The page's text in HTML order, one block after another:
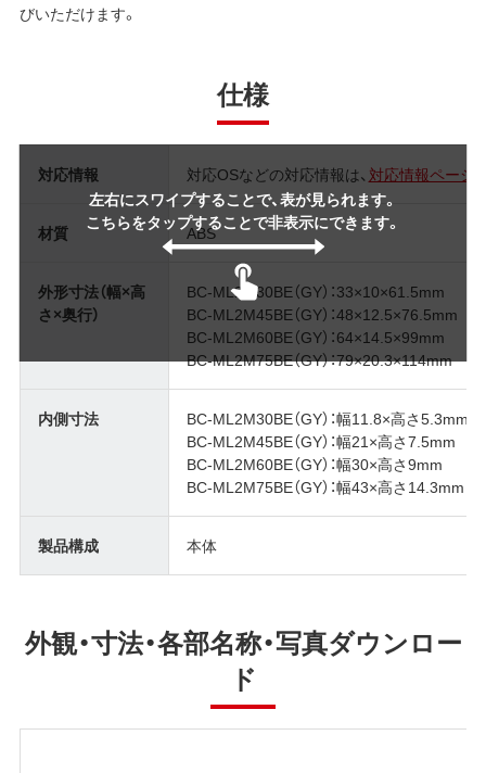
びいただけます。
仕様
左右にスワイプすることで、表が見られます。
こちらをタップすることで非表示にできます。
対応情報 対応OSなどの対応情報は、 対応情報ページ
材質 ABS
外形寸法（幅×高
さ×奥行）
BC-ML2M30BE（GY）：33×10×61.5mm
BC-ML2M45BE（GY）：48×12.5×76.5mm
BC-ML2M60BE（GY）：64×14.5×99mm
BC-ML2M75BE（GY）：79×20.3×114mm
内側寸法
BC-ML2M30BE（GY）：幅11.8×高さ5.3mm
BC-ML2M45BE（GY）：幅21×高さ7.5mm
BC-ML2M60BE（GY）：幅30×高さ9mm
BC-ML2M75BE（GY）：幅43×高さ14.3mm
製品構成 本体
外観・寸法・各部名称・写真ダウンロー
ド